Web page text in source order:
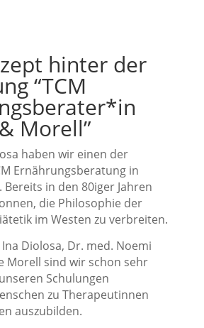
hinter der
“TCM
Morell”
haben wir einen der
Ernährungsberatung in
Bereits in den 80iger Jahren
die Philosophie der
im Westen zu verbreiten.
Diolosa, Dr. med. Noemi
Morell sind wir schon sehr
Schulungen
zu Therapeutinnen
auszubilden.